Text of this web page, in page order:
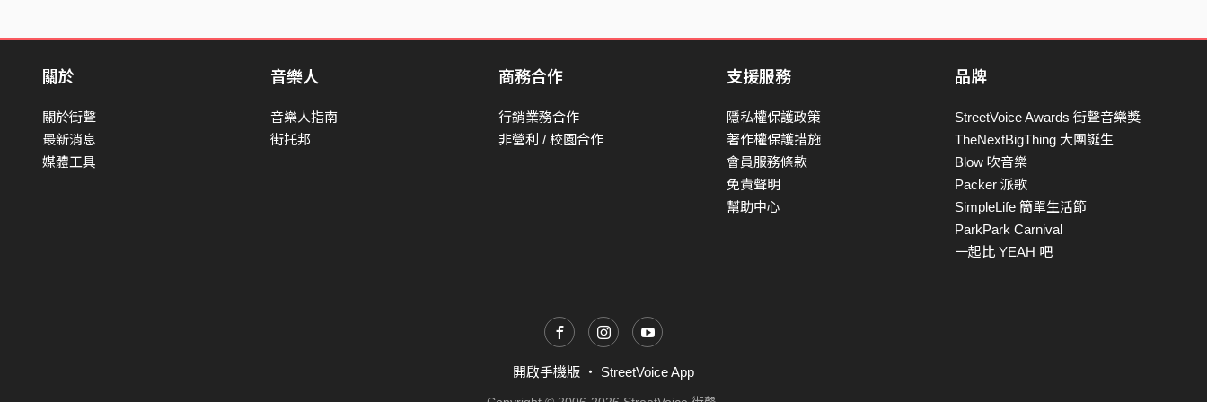
關於
關於街聲
最新消息
媒體工具
音樂人
音樂人指南
街托邦
商務合作
行銷業務合作
非營利 / 校園合作
支援服務
隱私權保護政策
著作權保護措施
會員服務條款
免責聲明
幫助中心
品牌
StreetVoice Awards 街聲音樂獎
TheNextBigThing 大團誕生
Blow 吹音樂
Packer 派歌
SimpleLife 簡單生活節
ParkPark Carnival
一起比 YEAH 吧
開啟手機版 ・ StreetVoice App